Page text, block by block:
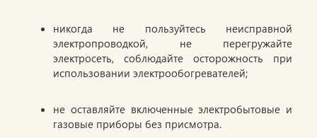
никогда не пользуйтесь неисправной
электропроводкой, не перегружайте
электросеть, соблюдайте осторожность при
использовании электрообогревателей;
не оставляйте включенные электробытовые и
газовые приборы без присмотра.